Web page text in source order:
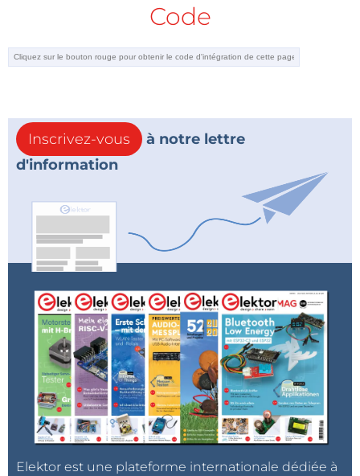
Code
Inscrivez-vous
à notre lettre
d'information
Elektor est une plateforme internationale dédiée à